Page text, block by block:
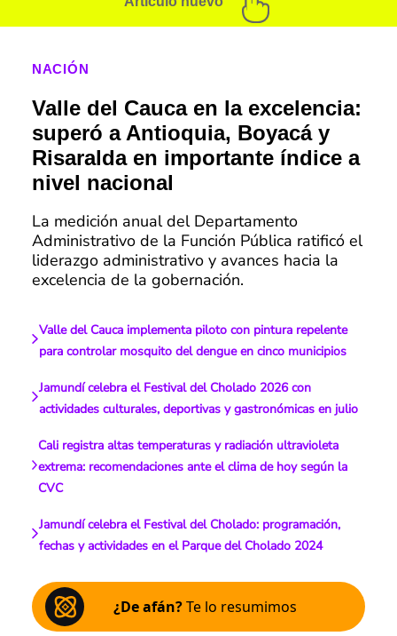
NACIÓN
Valle del Cauca en la excelencia:
superó a Antioquia, Boyacá y
Risaralda en importante índice a
nivel nacional
La medición anual del Departamento
Administrativo de la Función Pública ratificó el
liderazgo administrativo y avances hacia la
excelencia de la gobernación.
Valle del Cauca implementa piloto con pintura repelente
para controlar mosquito del dengue en cinco municipios
Jamundí celebra el Festival del Cholado 2026 con
actividades culturales, deportivas y gastronómicas en julio
Cali registra altas temperaturas y radiación ultravioleta
extrema: recomendaciones ante el clima de hoy según la
CVC
Jamundí celebra el Festival del Cholado: programación,
fechas y actividades en el Parque del Cholado 2024
¿De afán?Te lo resumimos